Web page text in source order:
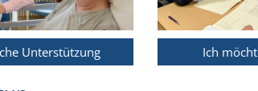
Unterstützung Ich